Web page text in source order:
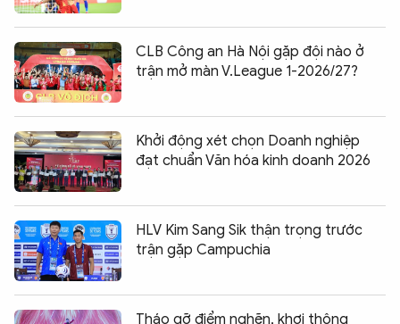
CLB Công an Hà Nội gặp đội nào ở
trận mở màn V.League 1-2026/27?
Khởi động xét chọn Doanh nghiệp
đạt chuẩn Văn hóa kinh doanh 2026
HLV Kim Sang Sik thận trọng trước
trận gặp Campuchia
Tháo gỡ điểm nghẽn, khơi thông